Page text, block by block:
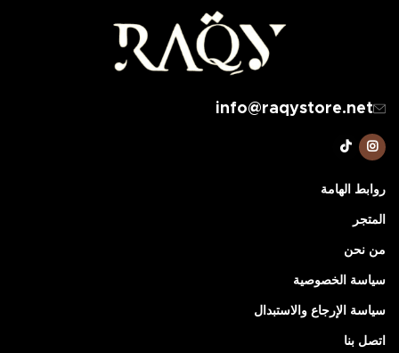
info@raqystore.net
روابط الهامة
المتجر
من نحن
سياسة الخصوصية
سياسة الإرجاع والاستبدال
اتصل بنا